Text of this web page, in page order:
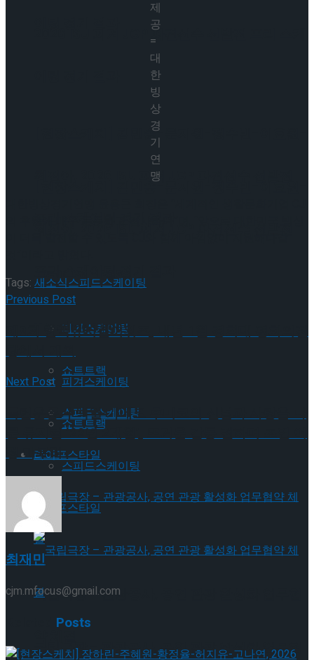
[현장스케치] 김민송-문지원-정수빈-이효원-
최진아, 2026 ISU 피겨 JGP 파견선수 선발전
Trending Tags
피겨스케이팅
쇼트트랙
스피드스케이팅
라이프스타일
국립극장 – 관광공사, 공연 관광 활성화 업무협
2026 ISU 피겨 JGP 파견선수 선발전 프리 스케
[현장스케치] 김민송-문지원-정수빈-이효원-
Trending Tags
피겨스케이팅
쇼트트랙
스피드스케이팅
라이프스타일
국립극장 – 관광공사, 공연 관광 활성화 업무협
제
공
=
대
한
빙
상
경
기
연
맹
Tags: 새소식스피드스케이팅
Previous Post
제8회 한국뮤지컬어워즈, 내년 1월 경희대 평화의전
Next Post
독립운동가 박열·가네코 후미코의 신념과 사랑을 다
룬 뮤지컬 ’22년 2개월’, 뜨거운 감동 전하며 초연 여
정 마무리
최재민
cjm.mfocus@gmail.com
Posts